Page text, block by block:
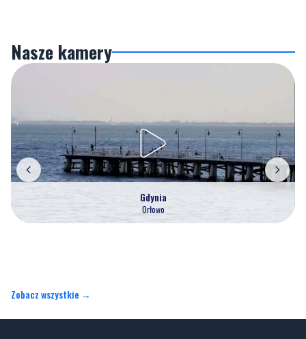
Nasze kamery
Gdynia
Orłowo
Zobacz wszystkie →